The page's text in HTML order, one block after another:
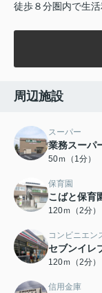
徒歩８分圏内で生
周辺施設
スーパー
業務スーパ
50ｍ（1分）
保育園
こばと保育
120ｍ（2分）
コンビニエン
セブンイレ
120ｍ（2分）
信用金庫